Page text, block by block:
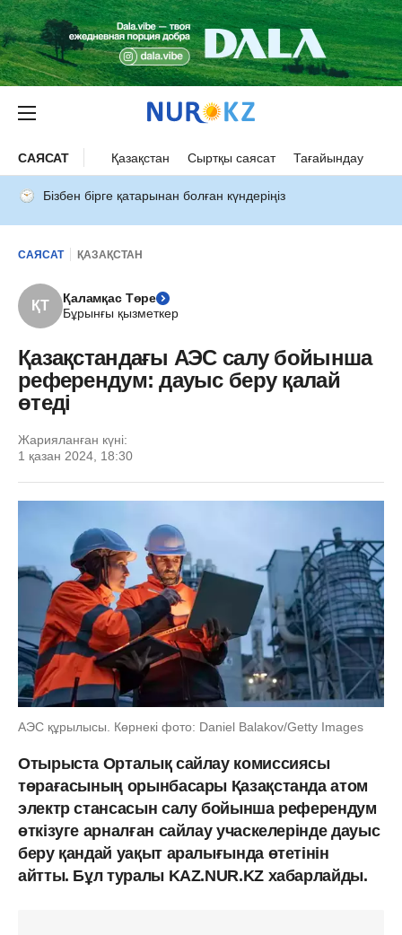
САЯСАТ Қазақстан Сыртқы саясат Тағайындау
Бізбен бірге қатарынан болған күндеріңіз
САЯСАТ ҚАЗАҚСТАН
ҚТ
Қаламқас Төре
Бұрынғы қызметкер
Қазақстандағы АЭС салу бойынша
референдум: дауыс беру қалай
өтеді
Жарияланған күні:
1 қазан 2024, 18:30
АЭС құрылысы. Көрнекі фото: Daniel Balakov/Getty Images
Отырыста Орталық сайлау комиссиясы
төрағасының орынбасары Қазақстанда атом
электр стансасын салу бойынша референдум
өткізуге арналған сайлау учаскелерінде дауыс
беру қандай уақыт аралығында өтетінін
айтты. Бұл туралы KAZ.NUR.KZ хабарлайды.